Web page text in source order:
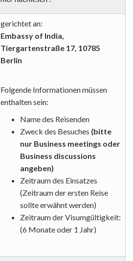
gerichtet an:
Embassy of India,
Tiergartenstraße 17, 10785
Berlin
Folgende Informationen müssen
enthalten sein:
Name des Reisenden
Zweck des Besuches (bitte
nur Business meetings oder
Business discussions
angeben)
Zeitraum des Einsatzes
(Zeitraum der ersten Reise
sollte erwähnt werden)
Zeitraum der Visumgültigkeit:
(6 Monate oder 1 Jahr)